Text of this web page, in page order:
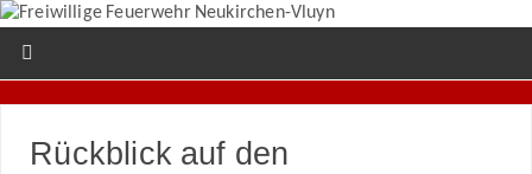
Rückblick auf den